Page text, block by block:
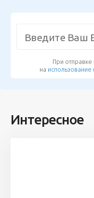
При отправке
на
Интересное